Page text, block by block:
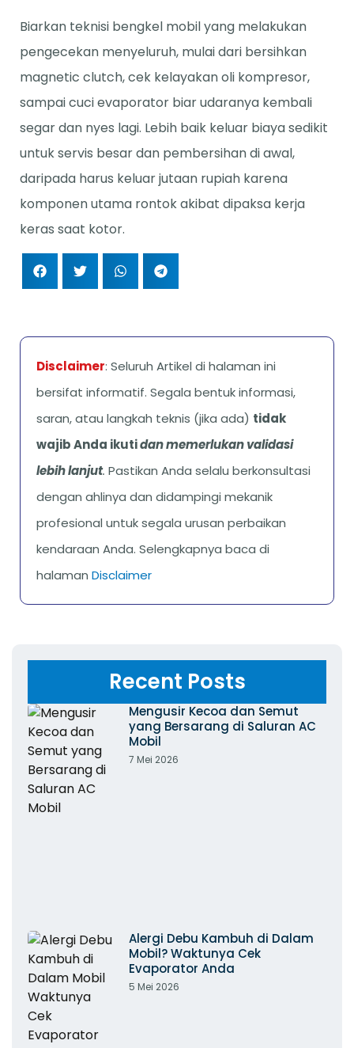
Biarkan teknisi bengkel mobil yang melakukan
pengecekan menyeluruh, mulai dari bersihkan
magnetic clutch, cek kelayakan oli kompresor,
sampai cuci evaporator biar udaranya kembali
segar dan nyes lagi. Lebih baik keluar biaya sedikit
untuk servis besar dan pembersihan di awal,
daripada harus keluar jutaan rupiah karena
komponen utama rontok akibat dipaksa kerja
keras saat kotor.
Disclaimer: Seluruh Artikel di halaman ini
bersifat informatif. Segala bentuk informasi,
saran, atau langkah teknis (jika ada) tidak
wajib Anda ikutidan memerlukan validasi
lebih lanjut. Pastikan Anda selalu berkonsultasi
dengan ahlinya dan didampingi mekanik
profesional untuk segala urusan perbaikan
kendaraan Anda. Selengkapnya baca di
halaman Disclaimer
Recent Posts
Mengusir Kecoa dan Semut
yang Bersarang di Saluran AC
Mobil
7 Mei 2026
Alergi Debu Kambuh di Dalam
Mobil? Waktunya Cek
Evaporator Anda
5 Mei 2026